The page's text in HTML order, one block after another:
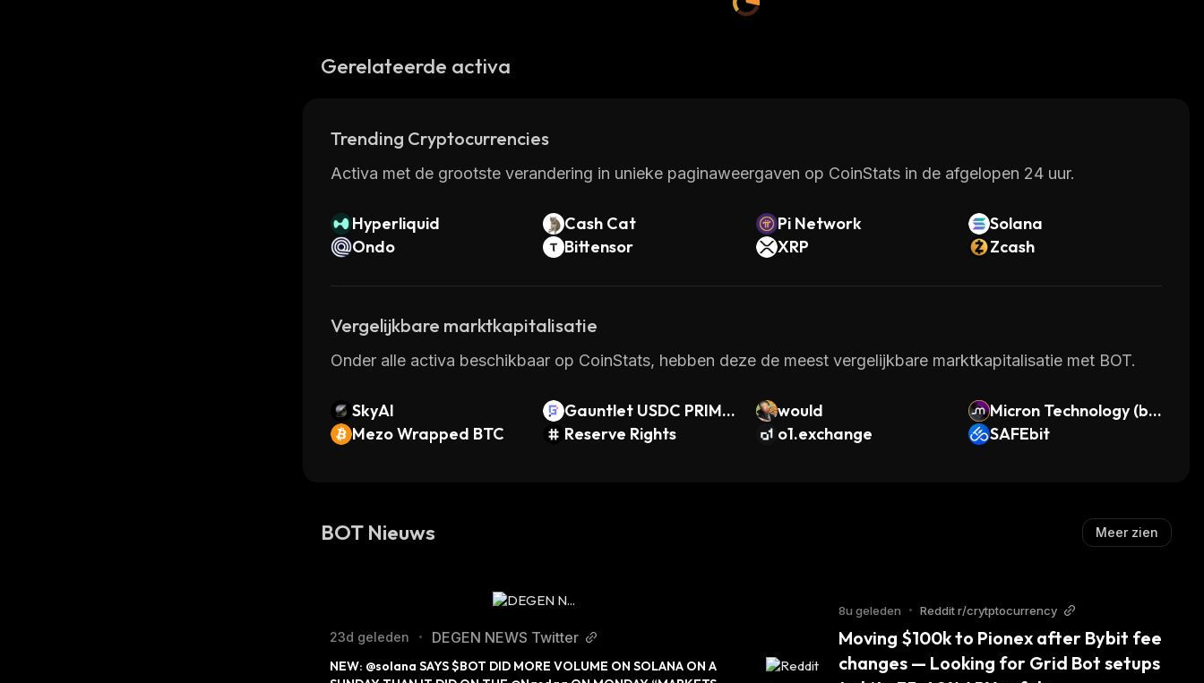
Gerelateerde activa
Trending Cryptocurrencies
Activa met de grootste verandering in unieke paginaweergaven op CoinStats in de afgelopen 24 uur.
Hyperliquid Cash Cat Pi Network
Solana
Ondo
Bittensor XRP Zcash
Vergelijkbare marktkapitalisatie
Onder alle activa beschikbaar op CoinStats, hebben deze de meest vergelijkbare marktkapitalisatie met BOT.
SkyAI
Gauntlet USDC PRIME
V2
would
Micron Technology (bS
tocks Tokenized Stoc
Mezo Wrapped BTC Reserve Rights o1.exchange SAFEbit
BOT Nieuws Meer zien
23d geleden • DEGEN NEWS Twitter
NEW: @solana SAYS $BOT DID MORE VOLUME ON SOLANA ON A
8u geleden • Reddit r/crytptocurrency
Moving $100k to Pionex after Bybit fee
changes — Looking for Grid Bot setups